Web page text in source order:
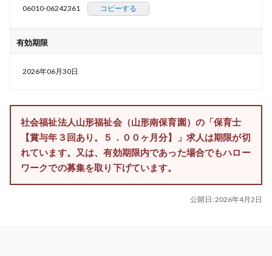
06010-06242361 コピーする
有効期限
2026年06月30日
社会福祉法人山形福祉会（山形南保育園）の「保育士
【賞与年３回あり。５．００ヶ月分】」求人は期限が切
れています。又は、有効期限内であった場合でもハロー
ワークでの募集を取り下げています。
公開日: 2026年4月2日